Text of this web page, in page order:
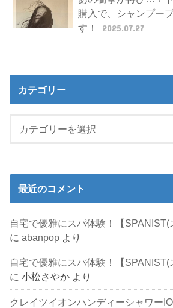
購入で、シャンプー
す！
2025.07.27
カテゴリー
最近のコメント
自宅で優雅にスパ体験！【SPANIST(
にabanpop より
自宅で優雅にスパ体験！【SPANIST(
に小松さやか より
クレイツイオンハンディーシャワー